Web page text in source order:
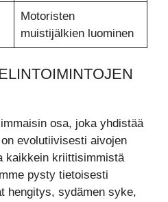
Motoristen
muistijälkien luominen
osa, joka yhdistää
evolutiivisesti aivojen
kaikkein kriittisimmistä
pysty tietoisesti
hengitys, sydämen syke,